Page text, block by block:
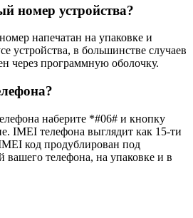
номер устройства?
напечатан на упаковке и
устройства, в большинстве случаев
через программную оболочку.
наберите *#06# и кнопку
IMEI телефона выглядит как 15-ти
код продублирован под
вашего телефона, на упаковке и в